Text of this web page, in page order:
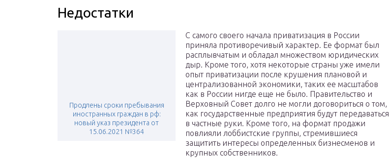
Недостатки
Продлены сроки пребывания
иностранных граждан в рф:
новый указ президента от
15.06.2021 №364
С самого своего начала приватизация в России
приняла противоречивый характер. Ее формат был
расплывчатым и обладал множеством юридических
дыр. Кроме того, хотя некоторые страны уже имели
опыт приватизации после крушения плановой и
централизованной экономики, таких ее масштабов
как в России нигде еще не было. Правительство и
Верховный Совет долго не могли договориться о том,
как государственные предприятия будут передаваться
в частные руки. Кроме того, на формат продажи
повлияли лоббистские группы, стремившиеся
защитить интересы определенных бизнесменов и
крупных собственников.